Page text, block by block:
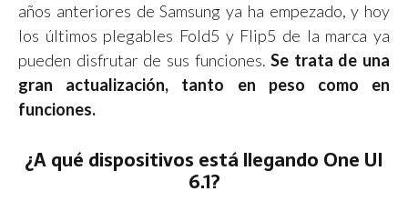
años anteriores de Samsung ya ha empezado, y hoy
los últimos plegables Fold5 y Flip5 de la marca ya
pueden disfrutar de sus funciones.Se trata de una
gran actualización, tanto en peso como en
funciones.
¿A qué dispositivos está llegando One UI
6.1?